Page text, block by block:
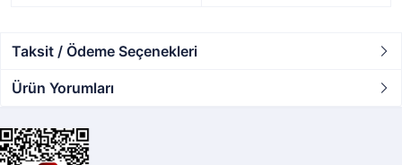
Taksit / Ödeme Seçenekleri
Ürün Yorumları